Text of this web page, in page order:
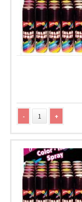
- +